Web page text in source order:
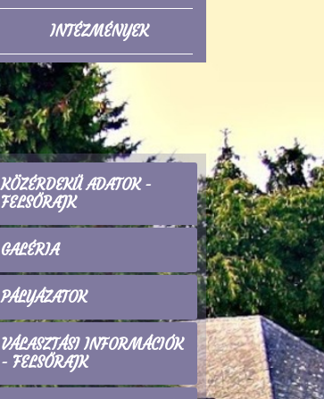
INTÉZMÉNYEK
KÖZÉRDEKŰ ADATOK -
FELSŐRAJK
GALÉRIA
PÁLYÁZATOK
VÁLASZTÁSI INFORMÁCIÓK
- FELSŐRAJK